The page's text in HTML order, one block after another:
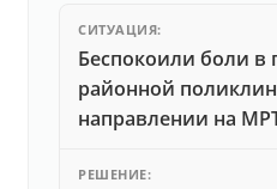
СИТУАЦИЯ:
Беспокоили боли в
районной
направлении на
РЕШЕНИЕ: